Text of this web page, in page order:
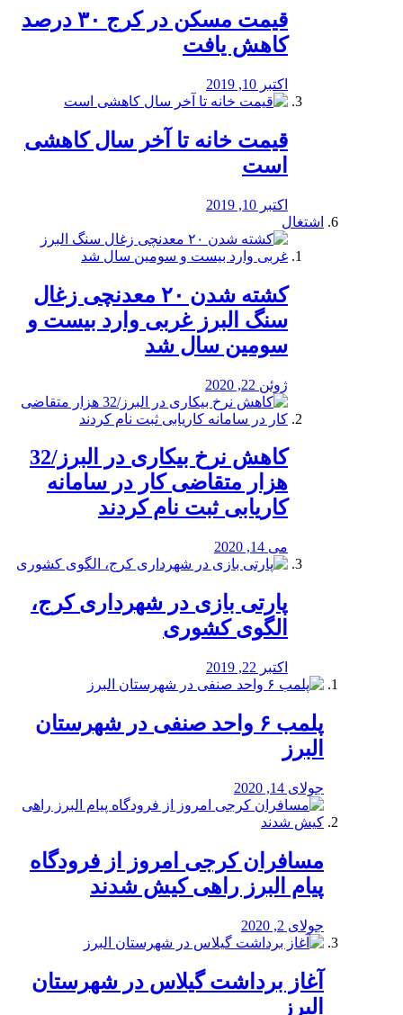
️قیمت مسکن در کرج ۳۰ درصد
کاهش یافت
اکتبر 10, 2019
قیمت خانه تا آخر سال کاهشی
است
اکتبر 10, 2019
اشتغال
کشته شدن ۲۰ معدنچی زغال
سنگ البرز غربی وارد بیست و
سومین سال شد
ژوئن 22, 2020
کاهش نرخ بیکاری در البرز/32
هزار متقاضی کار در سامانه
کاریابی ثبت نام کردند
می 14, 2020
پارتی بازی در شهرداری کرج،
الگوی کشوری
اکتبر 22, 2019
پلمب ۶ واحد صنفی در شهرستان
البرز
جولای 14, 2020
مسافران کرجی امروز از فرودگاه
پیام البرز راهی کیش شدند
جولای 2, 2020
آغاز برداشت گیلاس در شهرستان
البرز